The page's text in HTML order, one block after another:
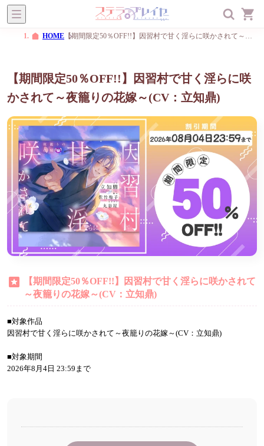
メニュー
ステラプレイヤー
BL 一般
HOME
【期間限定50％OFF!!】因習村で甘く淫らに咲
かされて～夜籠りの花嫁～(CV：立知鼎)
【期間限定50％OFF!!】因習村で甘く淫らに咲かされて
～夜籠りの花嫁～(CV：立知鼎)
■対象作品
因習村で甘く淫らに咲かされて～夜籠りの花嫁～(CV：立知鼎)
■対象期間
2026年8月4日 23:59まで